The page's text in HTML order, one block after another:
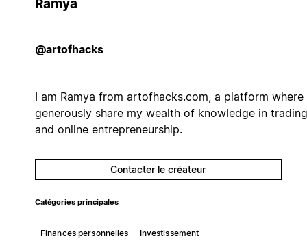
Ramya
@artofhacks
I am Ramya from artofhacks.com, a platform where
generously share my wealth of knowledge in trading
and online entrepreneurship.
Contacter le créateur
Catégories principales
Finances personnelles
Investissement